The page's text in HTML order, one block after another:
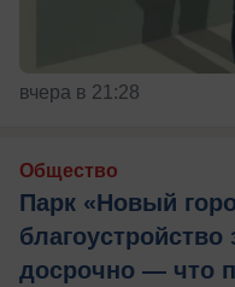
вчера в 21:28
Общество
Парк «Новый
досрочно — что